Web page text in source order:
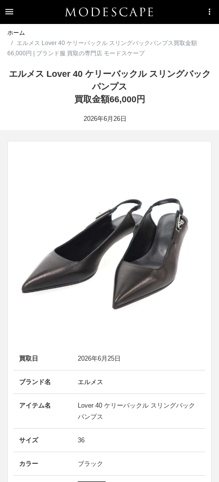
ホーム
エルメス Lover 40 ケリーバックル スリングバックパンプス買取金額
66,000円 | ブランド服 買取の専門店 モードスケープ
エルメス Lover 40 ケリーバックル スリングバック
パンプス
買取金額66,000円
2026年6月26日
買取日 2026年6月25日
ブランド名 エルメス
アイテム名
Lover 40 ケリーバックル スリングバック
パンプス
サイズ 36
カラー ブラック